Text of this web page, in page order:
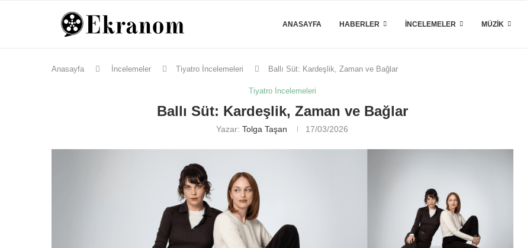
ANASAYFA HABERLER İNCELEMELER MÜZIK
Anasayfa İncelemeler Tiyatro İncelemeleri Ballı Süt: Kardeşlik, Zaman ve Bağlar
Tiyatro İncelemeleri
Ballı Süt: Kardeşlik, Zaman ve Bağlar
Yazar:Tolga Taşan 17/03/2026